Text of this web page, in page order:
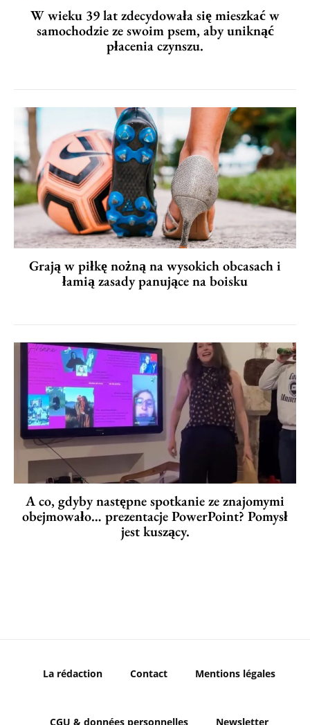
W wieku 39 lat zdecydowała się mieszkać w
samochodzie ze swoim psem, aby uniknąć
płacenia czynszu.
Grają w piłkę nożną na wysokich obcasach i
łamią zasady panujące na boisku
A co, gdyby następne spotkanie ze znajomymi
obejmowało… prezentacje PowerPoint? Pomysł
jest kuszący.
La rédaction Contact Mentions légales
CGU & données personnelles Newsletter